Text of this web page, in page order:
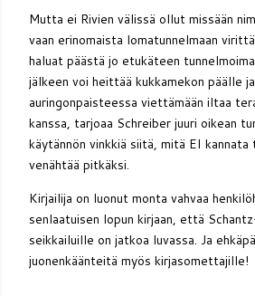
Mutta ei Rivien välissä ollut missään
vaan erinomaista lomatunnelmaan
haluat päästä jo etukäteen
jälkeen voi heittää kukkamekon päälle
auringonpaisteessa viettämään iltaa
kanssa, tarjoaa Schreiber juuri oikean
käytännön vinkkiä siitä, mitä EI
venähtää pitkäksi.
Kirjailija on luonut monta vahvaa
senlaatuisen lopun kirjaan, että
seikkailuille on jatkoa luvassa. Ja
juonenkäänteitä myös kirjasomettajille!